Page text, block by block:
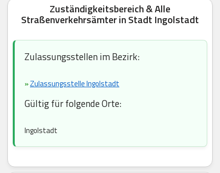
Zuständigkeitsbereich & Alle
Straßenverkehrsämter in Stadt Ingolstadt
Zulassungsstellen im Bezirk:
»Zulassungsstelle Ingolstadt
Gültig für folgende Orte:
Ingolstadt